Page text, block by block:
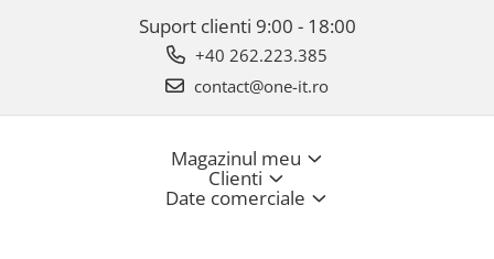
Suport clienti 9:00 - 18:00
+40 262.223.385
contact@one-it.ro
Magazinul meu
Clienti
Date comerciale